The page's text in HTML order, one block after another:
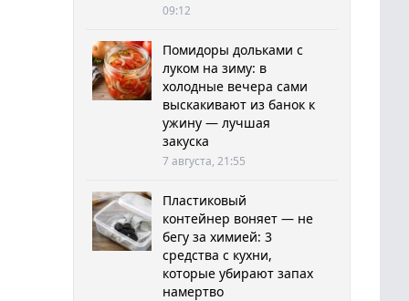
09:12
Помидоры дольками с
луком на зиму: в
холодные вечера сами
выскакивают из банок к
ужину — лучшая
закуска
7 августа, 21:55
Пластиковый
контейнер воняет — не
бегу за химией: 3
средства с кухни,
которые убирают запах
намертво